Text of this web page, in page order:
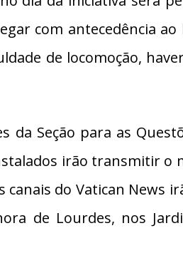
com antecedência
de locomoção,
Seção para as
irão transmitir
do Vatican News
de Lourdes, nos